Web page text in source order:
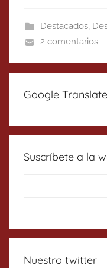
Destacados,
2 comentarios
Google Translate
Suscríbete a la
Nuestro twitter